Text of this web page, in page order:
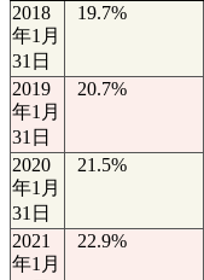
2018
年1月
31日
19.7%
2019
年1月
31日
20.7%
2020
年1月
31日
21.5%
2021
年1月
22.9%